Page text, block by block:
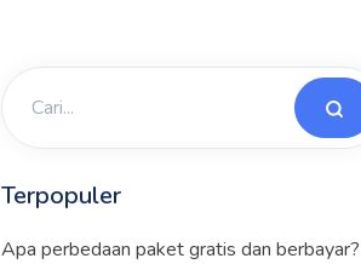
Terpopuler
Apa perbedaan paket gratis dan berbayar?